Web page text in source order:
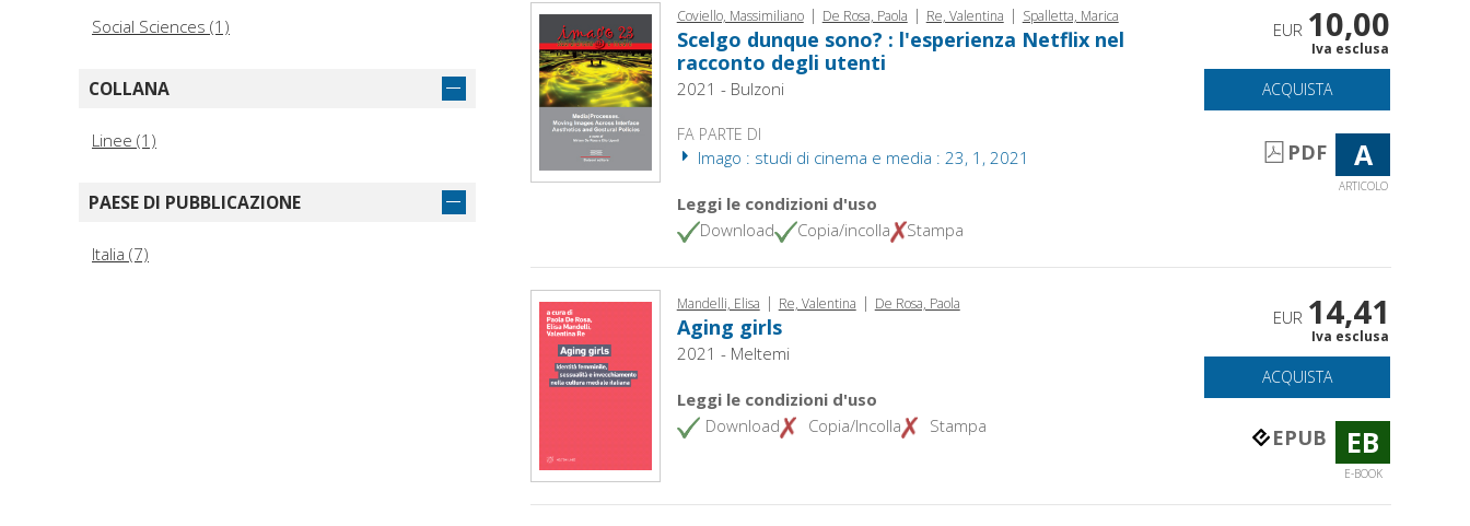
Social Sciences (1)
COLLANA
Linee (1)
PAESE DI PUBBLICAZIONE
Italia (7)
Coviello, Massimiliano | De Rosa, Paola | Re, Valentina | Spalletta, Marica
Scelgo dunque sono? : l'esperienza Netflix nel
racconto degli utenti
2021 - Bulzoni
FA PARTE DI
Imago : studi di cinema e media : 23, 1, 2021
Leggi le condizioni d'uso
Download
Copia/incolla Stampa
EUR 10,00
Iva esclusa
ACQUISTA
PDF A
ARTICOLO
Mandelli, Elisa | Re, Valentina | De Rosa, Paola
Aging girls
2021 - Meltemi
Leggi le condizioni d'uso
Download
Copia/Incolla Stampa
EUR 14,41
Iva esclusa
ACQUISTA
EPUB EB
E-BOOK